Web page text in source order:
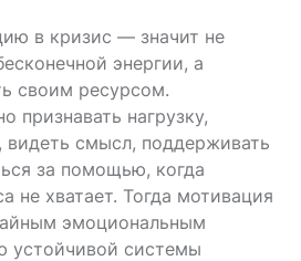
в кризис — значит не
энергии, а
своим ресурсом.
признавать нагрузку,
видеть смысл, поддерживать
за помощью, когда
не хватает. Тогда мотивация
эмоциональным
устойчивой системы